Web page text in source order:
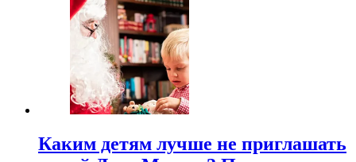
Каким детям лучше не приглашать